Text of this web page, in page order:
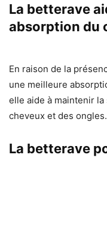
La betterave
absorption du
En raison de la
une meilleure
elle aide à maintenir
cheveux et des ongles.
La betterave